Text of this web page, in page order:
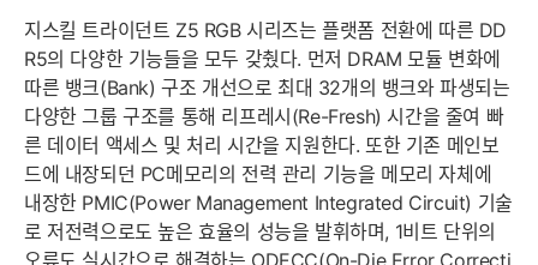
지스킬 트라이던트 Z5 RGB 시리즈는 플랫폼 전환에 따른 DD
R5의 다양한 기능들을 모두 갖췄다. 먼저 DRAM 모듈 변화에
따른 뱅크(Bank) 구조 개선으로 최대 32개의 뱅크와 파생되는
다양한 그룹 구조를 통해 리프레시(Re-Fresh) 시간을 줄여 빠
른 데이터 액세스 및 처리 시간을 지원한다. 또한 기존 메인보
드에 내장되던 PC메모리의 전력 관리 기능을 메모리 자체에
내장한 PMIC(Power Management Integrated Circuit) 기술
로 저전력으로도 높은 효율의 성능을 발휘하며, 1비트 단위의
오류도 실시간으로 해결하는 ODECC(On-Die Error Correcti